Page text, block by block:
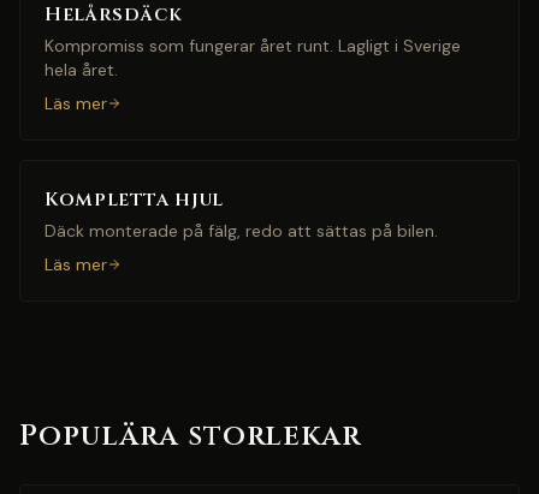
Helårsdäck
Kompromiss som fungerar året runt. Lagligt i Sverige
hela året.
Läs mer
Kompletta hjul
Däck monterade på fälg, redo att sättas på bilen.
Läs mer
Populära storlekar